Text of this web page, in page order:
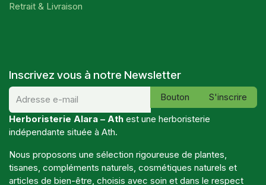
Retrait & Livraison
Inscrivez vous à notre Newsletter
Bouton
S'inscrire
Herboristerie Alara – Ath est une herboristerie
indépendante située à Ath.
Nous proposons une sélection rigoureuse de plantes,
tisanes, compléments naturels, cosmétiques naturels et
articles de bien-être, choisis avec soin et dans le respect